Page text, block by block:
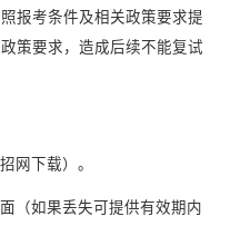
报考条件及相关政策要求提
策要求，造成后续不能复试
网下载）。
（如果丢失可提供有效期内